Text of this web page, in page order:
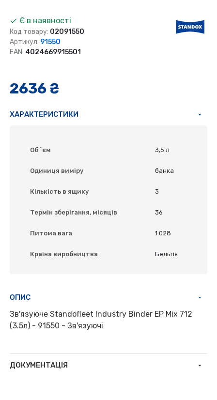
2636 ₴
Є в наявності
Код товару: 02091550
Артикул: 91550
EAN: 4024669915501
ХАРАКТЕРИСТИКИ
Об `єм 3,5 л
Одиниця виміру банка
Кількість в ящику 3
Термін зберігання, місяців 36
Питома вага 1.028
Країна виробництва Бельгія
ОПИС
Зв'язуюче Standofleet Industry Binder EP Mix 712
(3.5л) - 91550 - Зв'язуючі
ДОКУМЕНТАЦІЯ